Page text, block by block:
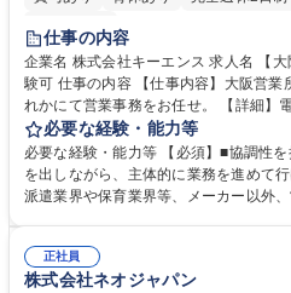
土日祝休み
仕事の内容
企業名 株式会社キーエンス 求人名 【大阪・京都・滋賀】営業事務 ※未経
験可 仕事の内容 【仕事内容】大阪営業所、京都営業所、滋賀営業所いず
れかにて営業事務をお任せ。 【詳細】
の作成・カタログ送付・来客対応・営
善をお任せ。 【教育制度】ご入社後、育成担当とペアになりながらOJTに
て業務を覚えていただくことが可能で
れているため、スムーズに仕事に慣れ
募集職種 【大阪・京都・滋賀】営業事
必要な経験・能力等
必要な経験・能力等 【必須】■協調性
を出しながら、主体的に業務を進めて
派遣業界や保育業界等、メーカー以外
えて、お客様や社員の状況に合わせ、
待され。組織を支えるスペシャリスト
正社員
株式会社ネオジャパン